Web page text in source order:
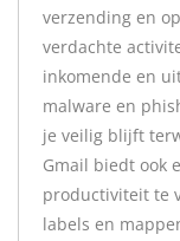
verzending en
verdachte
inkomende en
malware en
je veilig blijft
Gmail biedt ook
productiviteit te
labels en